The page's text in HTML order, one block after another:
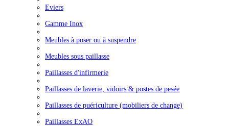
Eviers
Gamme Inox
Meubles à poser ou à suspendre
Meubles sous paillasse
Paillasses d'infirmerie
Paillasses de laverie, vidoirs & postes de pesée
Paillasses de puériculture (mobiliers de change)
Paillasses ExAO